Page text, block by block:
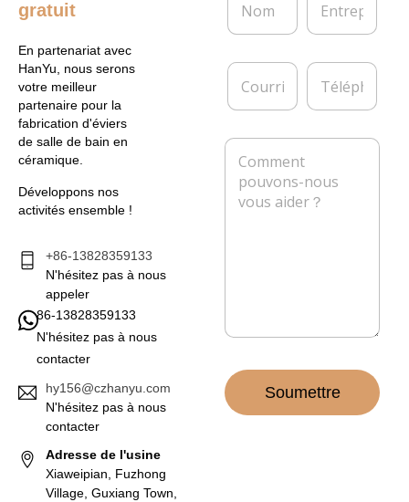
gratuit
En partenariat avec
HanYu, nous serons
votre meilleur
partenaire pour la
fabrication d'éviers
de salle de bain en
céramique.
Développons nos
activités ensemble !
+86-13828359133
N'hésitez pas à nous
appeler
86-13828359133
N'hésitez pas à nous
contacter
hy156@czhanyu.com
N'hésitez pas à nous
contacter
Adresse de l'usine
Xiaweipian, Fuzhong
Village, Guxiang Town,
m
t
e
C
u
r
T
l
p
n
e
M
Soumettre